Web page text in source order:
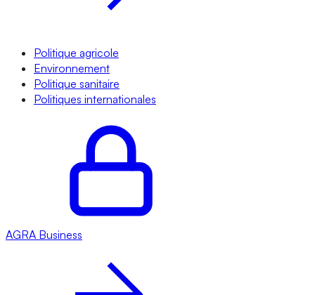
Politique agricole
Environnement
Politique sanitaire
Politiques internationales
AGRA Business